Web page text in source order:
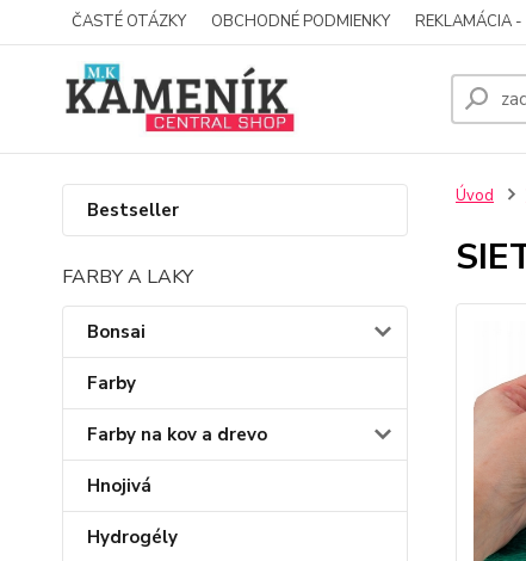
ČASTÉ OTÁZKY OBCHODNÉ PODMIENKY REKLAMÁCIA
Bestseller
FARBY A LAKY
Bonsai
Farby
Farby na kov a drevo
Hnojivá
Hydrogély
Úvod